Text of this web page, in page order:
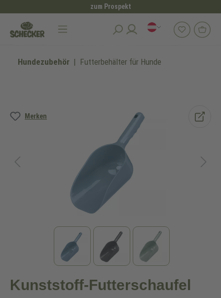
zum Prospekt
Hundezubehör Futterbehälter für Hunde
Merken
Bildergalerie überspringen
Kunststoff-Futterschaufel